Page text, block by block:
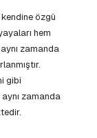
özgü
hem
zamanda
gibi
aynı zamanda